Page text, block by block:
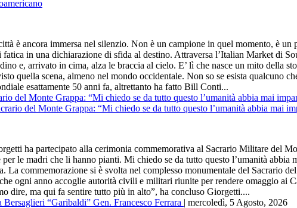
ancora immersa nel silenzio. Non è un campione in quel momento, è un
in una dichiarazione di sfida al destino. Attraversa l’Italian Market di
e, arrivato in cima, alza le braccia al cielo. E’ lì che nasce un mito della
quella scena, almeno nel mondo occidentale. Non so se esista qualcuno
esattamente 50 anni fa, altrettanto ha fatto Bill Conti...
del Monte Grappa: “Mi chiedo se da tutto questo l’umanità abbia mai
ha partecipato alla cerimonia commemorativa al Sacrario Militare del
le madri che li hanno pianti. Mi chiedo se da tutto questo l’umanità abbia
commemorazione si è svolta nel complesso monumentale del Sacrario
ogni anno accoglie autorità civili e militari riunite per rendere omaggio ai
dire, ma qui fa sentire tutto più in alto”, ha concluso Giorgetti....
“Garibaldi” Gen. Francesco Ferrara | mercoledì, 5 Agosto, 2026